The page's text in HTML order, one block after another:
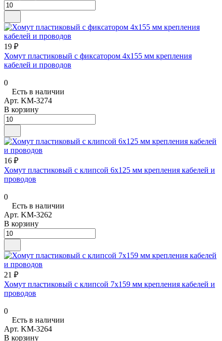
19 ₽
Хомут пластиковый с фиксатором 4х155 мм крепления
кабелей и проводов
0
Есть в наличии
Арт. KM-3274
В корзину
16 ₽
Хомут пластиковый с клипсой 6х125 мм крепления кабелей и
проводов
0
Есть в наличии
Арт. KM-3262
В корзину
21 ₽
Хомут пластиковый с клипсой 7х159 мм крепления кабелей и
проводов
0
Есть в наличии
Арт. KM-3264
В корзину